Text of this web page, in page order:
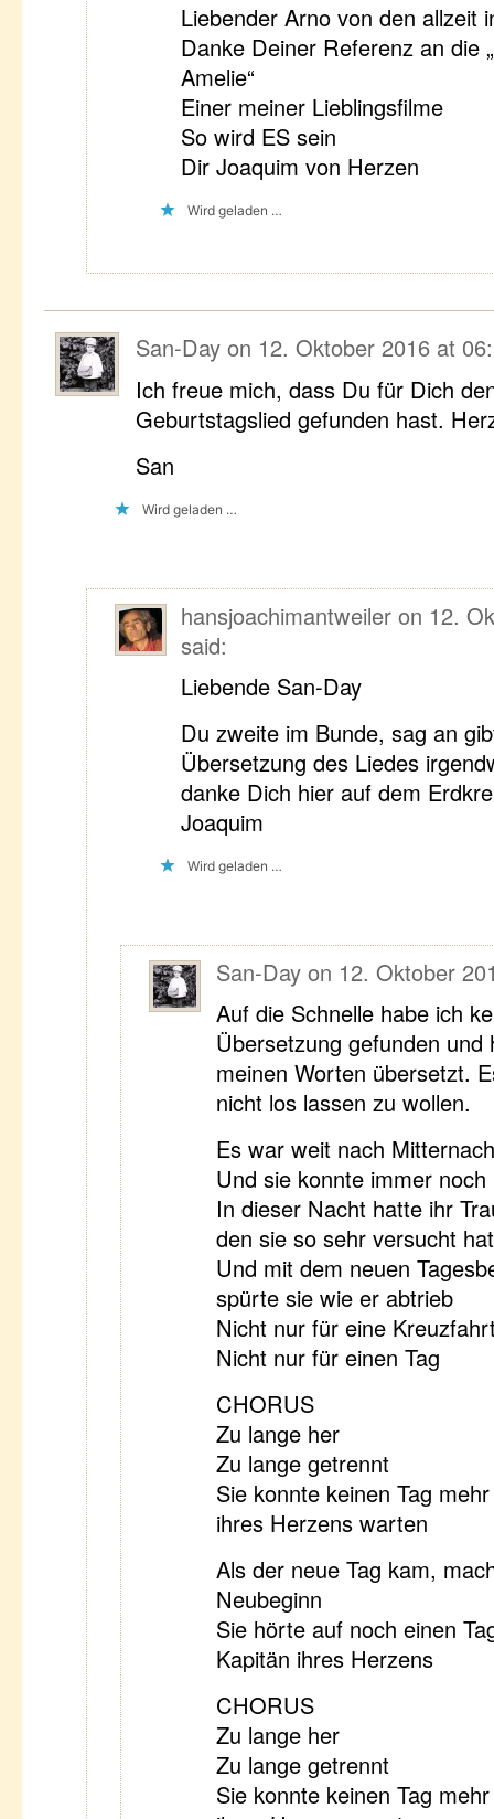
Liebender Arno von den allzeit
Danke Deiner Referenz an die
Amelie“
Einer meiner Lieblingsfilme
So wird ES sein
Dir Joaquim von Herzen
Wird geladen …
San-Day on 12. Oktober 2016 at
Ich freue mich, dass Du für Dich
Geburtstagslied gefunden hast.
San
Wird geladen …
hansjoachimantweiler on 12.
said:
Liebende San-Day
Du zweite im Bunde, sag an
Übersetzung des Liedes
danke Dich hier auf dem
Joaquim
Wird geladen …
San-Dayon 12. Oktober
Auf die Schnelle habe ich
Übersetzung gefunden und
meinen Worten übersetzt.
nicht los lassen zu wollen.
Es war weit nach
Und sie konnte immer
In dieser Nacht hatte ihr
den sie so sehr versucht
Und mit dem neuen
spürte sie wie er abtrieb
Nicht nur für eine
Nicht nur für einen Tag
CHORUS
Zu lange her
Zu lange getrennt
Sie konnte keinen Tag
ihres Herzens warten
Als der neue Tag kam,
Neubeginn
Sie hörte auf noch einen
Kapitän ihres Herzens
CHORUS
Zu lange her
Zu lange getrennt
Sie konnte keinen Tag